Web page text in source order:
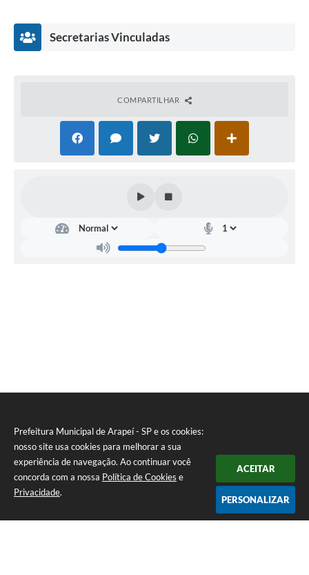
Prefeitura Municipal de Arapeí - SP e os cookies:
nosso site usa cookies para melhorar a sua
experiência de navegação. Ao continuar você
concorda com a nossa Política de Cookies e
Privacidade.
ACEITAR
PERSONALIZAR
Secretarias Vinculadas
tori
COMPARTILHAR